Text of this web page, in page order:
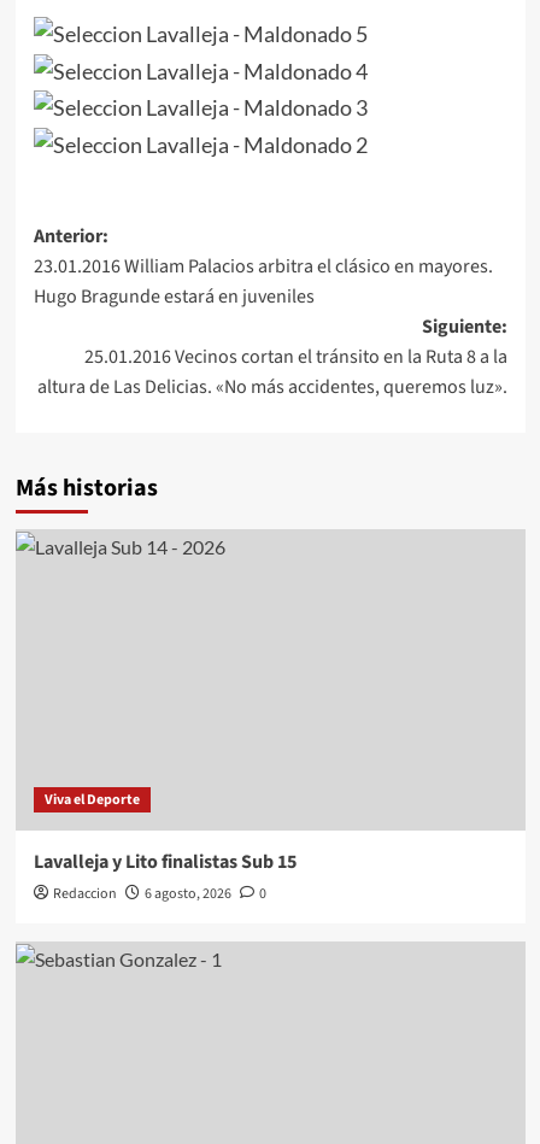
Navegación
de
entradas
Anterior:
23.01.2016 William Palacios arbitra el clásico en mayores.
Hugo Bragunde estará en juveniles
Siguiente:
25.01.2016 Vecinos cortan el tránsito en la Ruta 8 a la
altura de Las Delicias. «No más accidentes, queremos luz».
Más historias
Viva el Deporte
Lavalleja y Lito finalistas Sub 15
Redaccion 6 agosto, 2026 0